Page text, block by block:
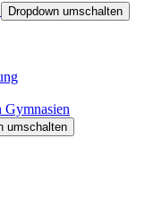
Dropdown umschalten
Gymnasien
umschalten